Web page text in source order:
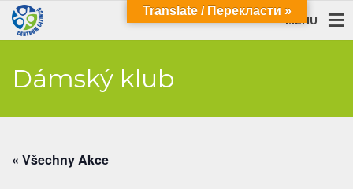
MENU
Dámský klub
« Všechny Akce
Translate / Перекласти »